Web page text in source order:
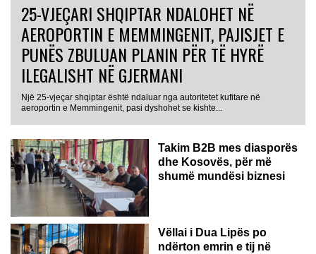
25-VJEÇARI SHQIPTAR NDALOHET NË
AEROPORTIN E MEMMINGENIT, PAJISJET E
PUNËS ZBULUAN PLANIN PËR TË HYRË
ILEGALISHT NË GJERMANI
Një 25-vjeçar shqiptar është ndaluar nga autoritetet kufitare në
aeroportin e Memmingenit, pasi dyshohet se kishte...
Takim B2B mes diasporës
dhe Kosovës, për më
shumë mundësi biznesi
Vëllai i Dua Lipës po
ndërton emrin e tij në